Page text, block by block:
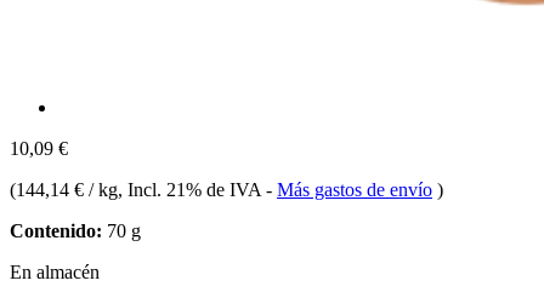
10,09 €
(144,14 € / kg, Incl. 21% de IVA - Más gastos de envío )
Contenido: 70 g
En almacén